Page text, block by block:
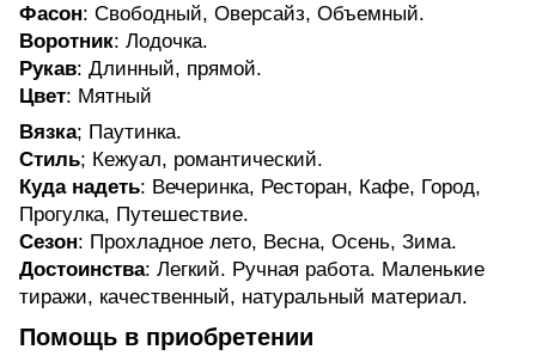
Фасон: Свободный, Оверсайз, Объемный.
Воротник: Лодочка.
Рукав: Длинный, прямой.
Цвет: Мятный
Вязка; Паутинка.
Стиль; Кежуал, романтический.
Куда надеть: Вечеринка, Ресторан, Кафе, Город,
Прогулка, Путешествие.
Сезон: Прохладное лето, Весна, Осень, Зима.
Достоинства: Легкий. Ручная работа. Маленькие
тиражи, качественный, натуральный материал.
Помощь в приобретении